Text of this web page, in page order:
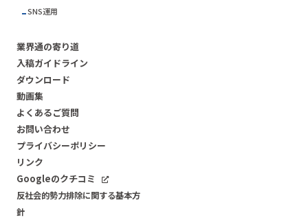
SNS運用
業界通の寄り道
入稿ガイドライン
ダウンロード
動画集
よくあるご質問
お問い合わせ
プライバシーポリシー
リンク
Googleのクチコミ
反社会的勢力排除に関する基本方
針